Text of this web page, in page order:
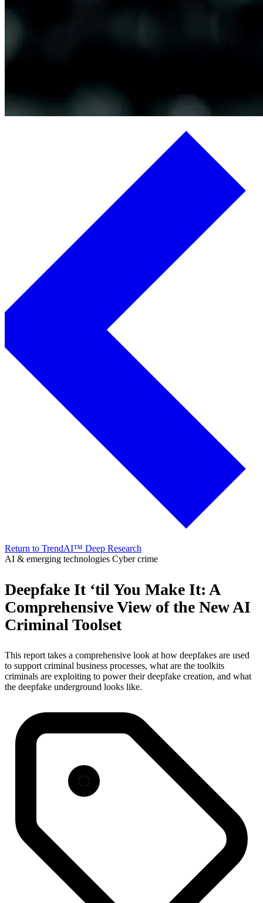
Return to TrendAI™ Deep Research
AI & emerging technologies Cyber crime
Deepfake It ‘til You Make It: A
Comprehensive View of the New AI
Criminal Toolset
This report takes a comprehensive look at how deepfakes are used
to support criminal business processes, what are the toolkits
criminals are exploiting to power their deepfake creation, and what
the deepfake underground looks like.